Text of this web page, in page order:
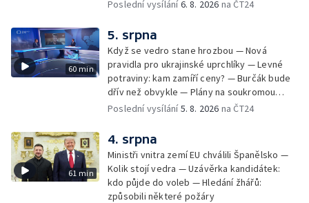
Poslední vysílání6. 8. 2026 na ČT24
60 min
5. srpna
Když se vedro stane hrozbou — Nová
pravidla pro ukrajinské uprchlíky — Levné
potraviny: kam zamíří ceny? — Burčák bude
dřív než obvykle — Plány na soukromou
orbitální stanici
Poslední vysílání5. 8. 2026 na ČT24
61 min
4. srpna
Ministři vnitra zemí EU chválili Španělsko —
Kolik stojí vedra — Uzávěrka kandidátek:
kdo půjde do voleb — Hledání žhářů:
způsobili některé požáry